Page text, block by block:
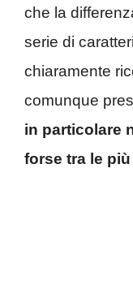
che la
serie di
chiaramente
comunque
in particolare
forse tra le